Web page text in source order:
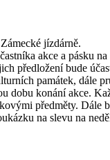
jízdárně.
akce a pásku
předložení bude
památek, dále
dobu konání akce.
předměty.
na slevu na